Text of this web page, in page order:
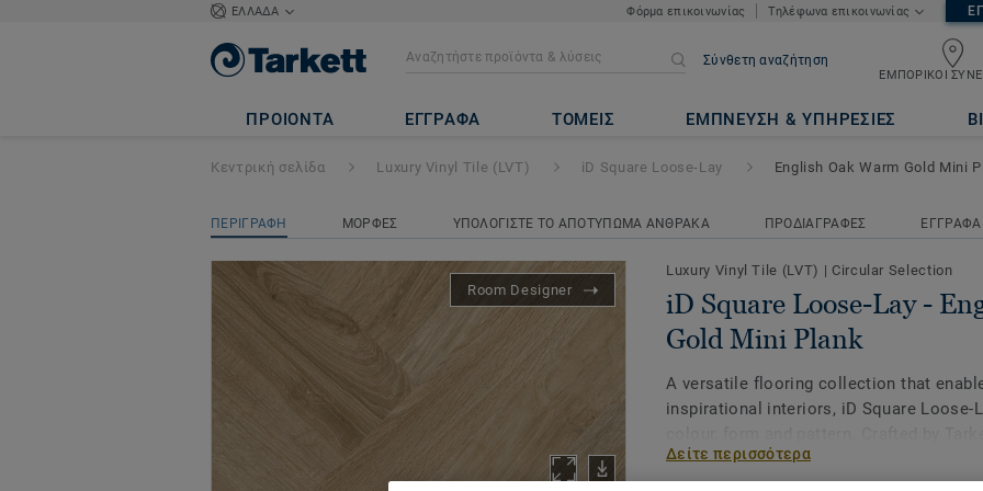
ΕΛΛΑΔΑ Φόρμα επικοινωνίας Τηλέφωνα επικοινωνίας
Σύνθετη αναζήτηση
ΕΜΠΟΡΙΚΟΙ
ΠΡΟΙΟΝΤΑ ΕΓΓΡΑΦΑ ΤΟΜΕΙΣ ΕΜΠΝΕΥΣΗ & ΥΠΗΡΕΣΙΕΣ
iD Square Loose-Lay - English Oak Warm Gold
Κεντρική σελίδα Luxury Vinyl Tile (LVT) iD Square Loose-Lay English Oak Warm Gold Mini
ΠΕΡΙΓΡΑΦΗ ΜΟΡΦΕΣ ΥΠΟΛΟΓΙΣΤΕ ΤΟ ΑΠΟΤΥΠΩΜΑ ΑΝΘΡΑΚΑ ΠΡΟΔΙΑΓΡΑΦΕΣ ΕΓΓΡΑΦΑ
Room Designer
Luxury Vinyl Tile (LVT) | Circular Selection
iD Square Loose-Lay -
Gold Mini Plank
A versatile flooring collection that
inspirational interiors, iD Square Loose-
studio, all 41 designs and five formats -
format for even more creative layout
Δείτε περισσότερα